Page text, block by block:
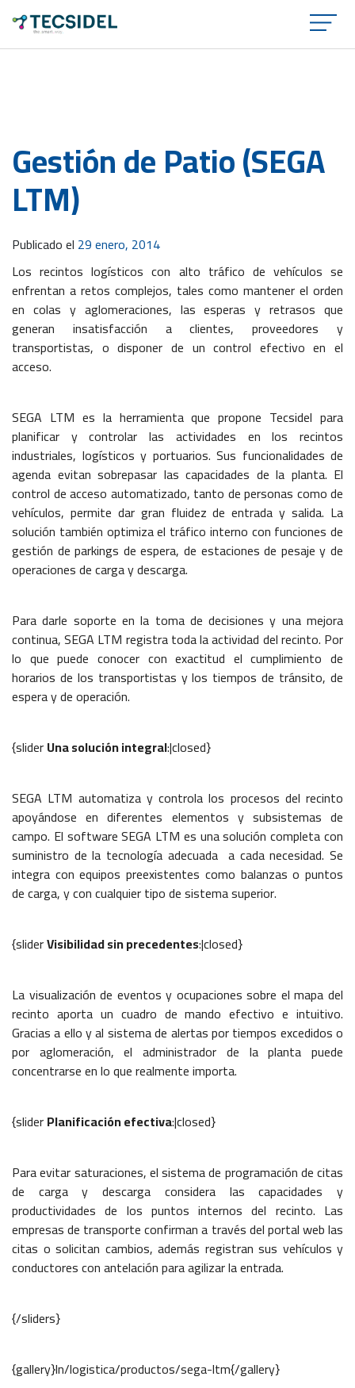
×
Gestión de Patio (SEGA
LTM)
Publicado el 29 enero, 2014
Los recintos logísticos con alto tráfico de vehículos se
enfrentan a retos complejos, tales como mantener el orden
en colas y aglomeraciones, las esperas y retrasos que
generan insatisfacción a clientes, proveedores y
transportistas, o disponer de un control efectivo en el
acceso.
SEGA LTM es la herramienta que propone Tecsidel para
planificar y controlar las actividades en los recintos
industriales, logísticos y portuarios. Sus funcionalidades de
agenda evitan sobrepasar las capacidades de la planta. El
control de acceso automatizado, tanto de personas como de
vehículos, permite dar gran fluidez de entrada y salida. La
solución también optimiza el tráfico interno con funciones de
gestión de parkings de espera, de estaciones de pesaje y de
operaciones de carga y descarga.
Para darle soporte en la toma de decisiones y una mejora
continua, SEGA LTM registra toda la actividad del recinto. Por
lo que puede conocer con exactitud el cumplimiento de
horarios de los transportistas y los tiempos de tránsito, de
espera y de operación.
{sliderUna solución integral:|closed}
SEGA LTM automatiza y controla los procesos del recinto
apoyándose en diferentes elementos y subsistemas de
campo. El software SEGA LTM es una solución completa con
suministro de la tecnología adecuada a cada necesidad. Se
integra con equipos preexistentes como balanzas o puntos
de carga, y con cualquier tipo de sistema superior.
{sliderVisibilidad sin precedentes:|closed}
La visualización de eventos y ocupaciones sobre el mapa del
recinto aporta un cuadro de mando efectivo e intuitivo.
Gracias a ello y al sistema de alertas por tiempos excedidos o
por aglomeración, el administrador de la planta puede
concentrarse en lo que realmente importa.
{sliderPlanificación efectiva:|closed}
Para evitar saturaciones, el sistema de programación de citas
de carga y descarga considera las capacidades y
productividades de los puntos internos del recinto. Las
empresas de transporte confirman a través del portal web las
citas o solicitan cambios, además registran sus vehículos y
conductores con antelación para agilizar la entrada.
{/sliders}
{gallery}ln/logistica/productos/sega-ltm{/gallery}